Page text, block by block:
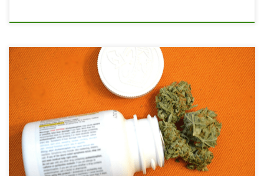
Doktor z Puerto Rico bada leczenie chorób reumatycznych
za pomocą marihuany. Portorykański pracownik służby
zdrowia, dr Jose Silva Morales, potwierdza wiarę ludzi w
lecznicze właściwości marihuany. W szczególności dr
Morales, który jest również prezesem/dyrektorem
generalnym Virtual Healing Solutions, mówi, że „konopie
indyjskie pozytywnie wpływają na pacjentów z przewlekłymi
chorobami reumatycznymi”. Były San Juan Bautista School
of Medicine, dr Morales, mówi, […]